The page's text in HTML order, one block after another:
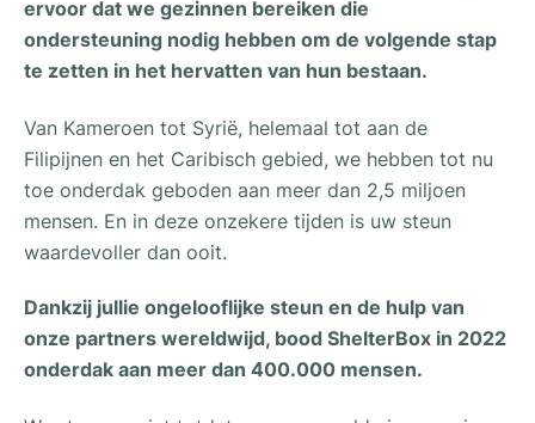
ervoor dat we gezinnen bereiken die
ondersteuning nodig hebben om de volgende stap
te zetten in het hervatten van hun bestaan.
Van Kameroen tot Syrië, helemaal tot aan de
Filipijnen en het Caribisch gebied, we hebben tot nu
toe onderdak geboden aan meer dan 2,5 miljoen
mensen. En in deze onzekere tijden is uw steun
waardevoller dan ooit.
Dankzij jullie ongelooflijke steun en de hulp van
onze partners wereldwijd, bood ShelterBox in 2022
onderdak aan meer dan 400.000 mensen.